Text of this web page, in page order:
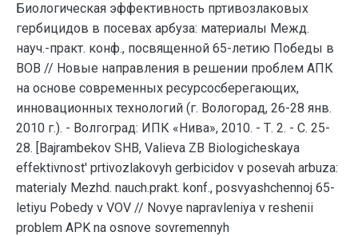
Биологическая эффективность пртивозлаковых
гербицидов в посевах арбуза: материалы Межд.
науч.-практ. конф., посвященной 65-летию Победы в
ВОВ // Новые направления в решении проблем АПК
на основе современных ресурсосберегающих,
инновационных технологий (г. Вологорад, 26-28 янв.
2010 г.). - Волгоград: ИПК «Нива», 2010. - Т. 2. - С. 25-
28. [Bajrambekov SHB, Valieva ZB Biologicheskaya
effektivnost' prtivozlakovyh gerbicidov v posevah arbuza:
materialy Mezhd. nauch.prakt. konf., posvyashchennoj 65-
letiyu Pobedy v VOV // Novye napravleniya v reshenii
problem APK na osnove sovremennyh